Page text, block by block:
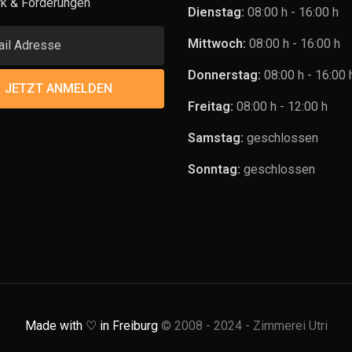
Dienstag: 08:00 h - 16:00 h
Mittwoch: 08:00 h - 16:00 h
Donnerstag: 08:00 h - 16:00
Freitag: 08:00 h - 12:00 h
Samstag: geschlossen
Sonntag: geschlossen
Made with ♡ in Freiburg© 2008 - 2024 - Zimmerei Utri